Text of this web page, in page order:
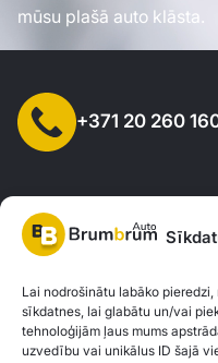
Lai nodrošinātu labāko
sīkdatnes, lai glabātu un/vai
tehnoloģijām ļaus mums
uzvedību vai unikālus ID šajā
mūsu plašā auto klāsta.
+371 20 260
SIA "AUTOCLICK", Reģ.
iela 77,